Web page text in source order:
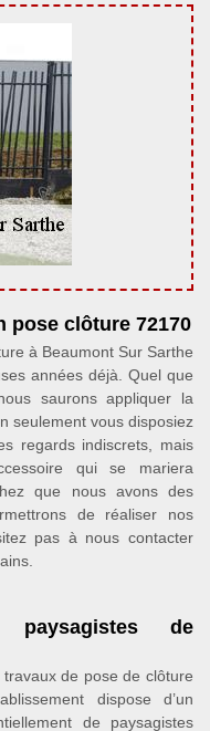
pose clôture 72170
à Beaumont Sur Sarthe
années déjà. Quel que
saurons appliquer la
seulement vous disposiez
regards indiscrets, mais
qui se mariera
que nous avons des
de réaliser nos
pas à nous contacter
de
de pose de clôture
dispose d’un
de paysagistes